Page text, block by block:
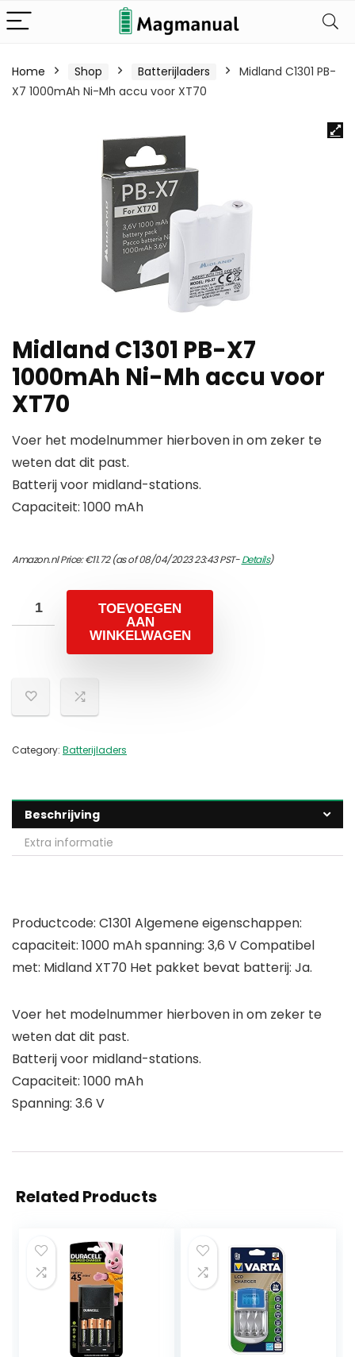
Home Shop Batterijladers
Midland C1301 PB-
X7 1000mAh Ni-Mh accu voor XT70
Midland C1301 PB-X7
1000mAh Ni-Mh accu voor
XT70
Voer het modelnummer hierboven in om zeker te
weten dat dit past.
Batterij voor midland-stations.
Capaciteit: 1000 mAh
Amazon.nl Price:€11.72(as of 08/04/2023 23:43 PST-Details)
TOEVOEGEN
AAN
WINKELWAGEN
Category: Batterijladers
Beschrijving
Extra informatie
Productcode: C1301 Algemene eigenschappen:
capaciteit: 1000 mAh spanning: 3,6 V Compatibel
met: Midland XT70 Het pakket bevat batterij: Ja.
Voer het modelnummer hierboven in om zeker te
weten dat dit past.
Batterij voor midland-stations.
Capaciteit: 1000 mAh
Spanning: 3.6 V
Related Products